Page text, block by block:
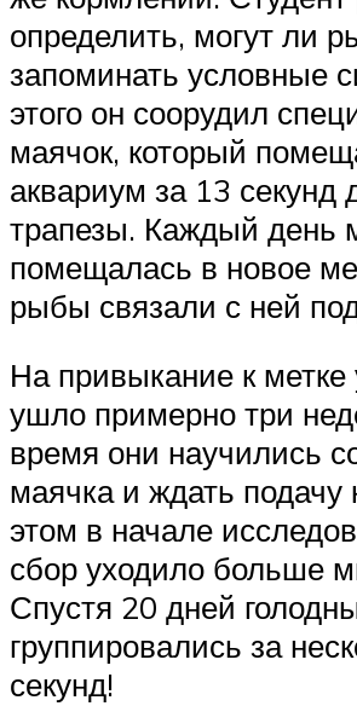
определить, могут ли
запоминать условные
этого он соорудил
маячок, который
аквариум за 13 секунд
трапезы. Каждый день
помещалась в новое
рыбы связали с ней
На привыкание к метке
ушло примерно три
время они научились
маячка и ждать подачу
этом в начале
сбор уходило больше
Спустя 20 дней
группировались за
секунд!